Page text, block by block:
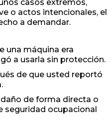
casos extremos,
o actos intencionales, el
a demandar.
una máquina era
a usarla sin protección.
de que usted reportó
de forma directa o
seguridad ocupacional